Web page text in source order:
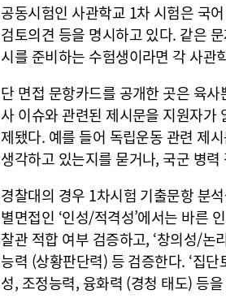
공동시험인 사관학교 1차 시험은 국
검토의견 등을 명시하고 있다. 같은
시를 준비하는 수험생이라면 각 사관
단 면접 문항카드를 공개한 곳은 육
사 이슈와 관련된 제시문을 지원자가
제됐다. 예를 들어 독립운동 관련 제
생각하고 있는지를 묻거나, 국군 병
경찰대의 경우 1차시험 기출문항 분
별면접인 ‘인성/적격성’에서는 바른
찰관 적합 여부 검증하고, ‘창의성/논
능력 (상황판단력) 등 검증한다. ‘집
성, 조정능력, 융화력 (경청 태도) 등